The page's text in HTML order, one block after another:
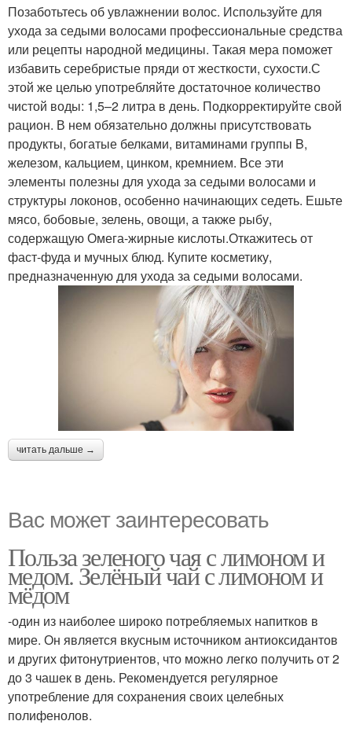
Позаботьтесь об увлажнении волос. Используйте для
ухода за седыми волосами профессиональные средства
или рецепты народной медицины. Такая мера поможет
избавить серебристые пряди от жесткости, сухости.С
этой же целью употребляйте достаточное количество
чистой воды: 1,5–2 литра в день. Подкорректируйте свой
рацион. В нем обязательно должны присутствовать
продукты, богатые белками, витаминами группы B,
железом, кальцием, цинком, кремнием. Все эти
элементы полезны для ухода за седыми волосами и
структуры локонов, особенно начинающих седеть. Ешьте
мясо, бобовые, зелень, овощи, а также рыбу,
содержащую Омега-жирные кислоты.Откажитесь от
фаст-фуда и мучных блюд. Купите косметику,
предназначенную для ухода за седыми волосами.
читать дальше →
Вас может заинтересовать
Польза зеленого чая с лимоном и
медом. Зелёный чай с лимоном и
мёдом
-один из наиболее широко потребляемых напитков в
мире. Он является вкусным источником антиоксидантов
и других фитонутриентов, что можно легко получить от 2
до 3 чашек в день. Рекомендуется регулярное
употребление для сохранения своих целебных
полифенолов.